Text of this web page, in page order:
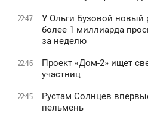
22:47
У Ольги Бузовой новый
более 1 миллиарда
за неделю
22:46
Проект «Дом-2» ищет
участниц
22:45
Рустам Солнцев
пельмень